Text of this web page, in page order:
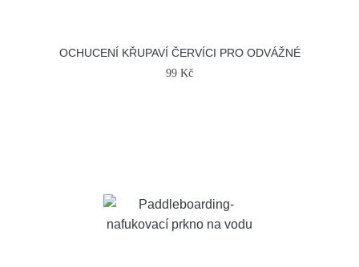
OCHUCENÍ KŘUPAVÍ ČERVÍCI PRO ODVÁŽNÉ
99 Kč